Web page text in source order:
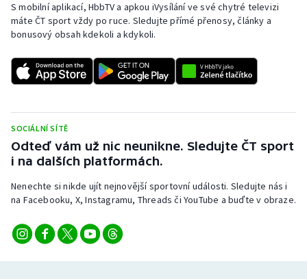
Rychlostní kanoistika
Sportovní střelba
Stolní tenis
Triatlon
Veslování
Volejbal
S mobilní aplikací, HbbTV a apkou iVysílání ve své chytré televizi
máte ČT sport vždy po ruce. Sledujte přímé přenosy, články a
bonusový obsah kdekoli a kdykoli.
SOCIÁLNÍ SÍTĚ
Odteď vám už nic neunikne. Sledujte ČT sport
i na dalších platformách.
Nenechte si nikde ujít nejnovější sportovní události. Sledujte nás i
na Facebooku, X, Instagramu, Threads či YouTube a buďte v obraze.